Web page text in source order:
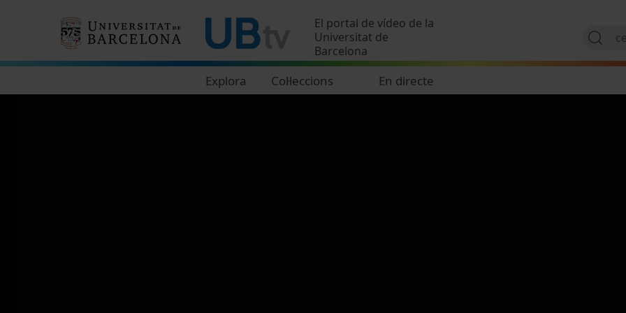
El portal de vídeo de la
Universitat de
Barcelona
Explora Col·leccions En directe